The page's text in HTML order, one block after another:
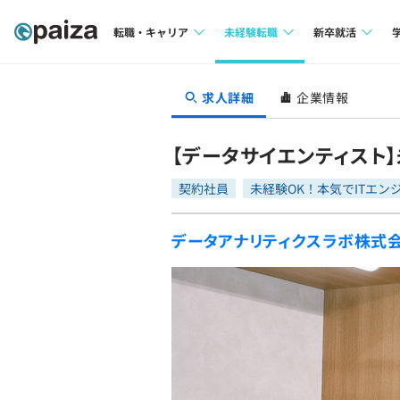
転職・キャリア
転職成功ガイド
転職エージェント
未経験転職
求人検索
転職成功ガイド
新卒就活
本選考
新卒エージェ
イベント・セ
インタビュー
就活成功ガイド
求人詳細 企業情報
【データサイエンティス
契約社員 未経験OK！本気でITエン
データアナリティクスラボ株式